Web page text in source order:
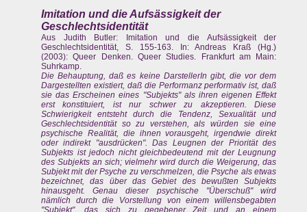
Imitation und die Aufsässigkeit der
Geschlechtsidentität
Aus Judith Butler: Imitation und die Aufsässigkeit der
Geschlechtsidentität, S. 155-163. In: Andreas Kraß (Hg.)
(2003): Queer Denken. Queer Studies. Frankfurt am Main:
Suhrkamp.
Die Behauptung, daß es keine DarstellerIn gibt, die vor dem
Dargestellten existiert, daß die Performanz performativ ist, daß
sie das Erscheinen eines "Subjekts" als ihren eigenen Effekt
erst konstituiert, ist nur schwer zu akzeptieren. Diese
Schwierigkeit entsteht durch die Tendenz, Sexualität und
Geschlechtsidentität so zu verstehen, als würden sie eine
psychische Realität, die ihnen vorausgeht, irgendwie direkt
oder indirekt "ausdrücken". Das Leugnen der Prioritätdes
Subjekts ist jedoch nicht gleichbedeutend mit der Leugnung
des Subjekts an sich; vielmehr wird durch die Weigerung, das
Subjekt mit der Psyche zu verschmelzen, die Psyche als etwas
bezeichnet, das über das Gebiet des bewußten Subjekts
hinausgeht. Genau dieser psychische "Überschuß" wird
nämlich durch die Vorstellung von einem willensbegabten